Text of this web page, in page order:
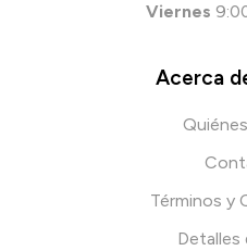
Viernes
Acerca
Términos y
Detalles